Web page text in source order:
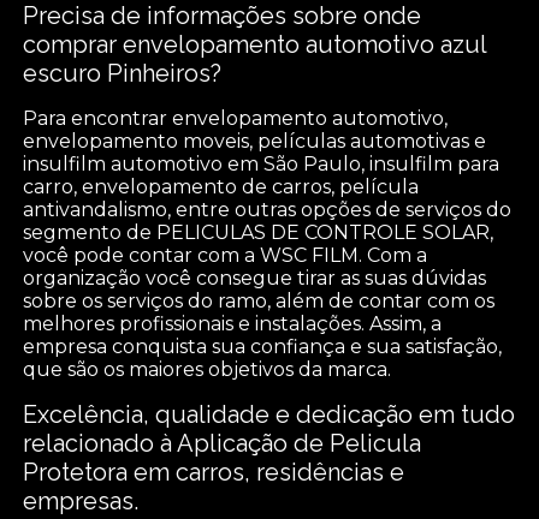
Precisa de informações sobre onde
comprar envelopamento automotivo azul
escuro Pinheiros?
Para encontrar envelopamento automotivo,
envelopamento moveis, películas automotivas e
insulfilm automotivo em São Paulo, insulfilm para
carro, envelopamento de carros, película
antivandalismo, entre outras opções de serviços do
segmento de PELICULAS DE CONTROLE SOLAR,
você pode contar com a WSC FILM. Com a
organização você consegue tirar as suas dúvidas
sobre os serviços do ramo, além de contar com os
melhores profissionais e instalações. Assim, a
empresa conquista sua confiança e sua satisfação,
que são os maiores objetivos da marca.
Excelência, qualidade e dedicação em tudo
relacionado à Aplicação de Pelicula
Protetora em carros, residências e
empresas.